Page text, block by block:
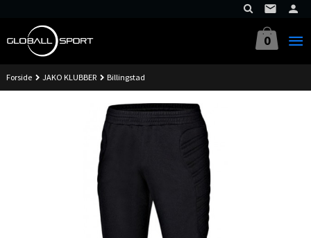
innholdet
0
Forside JAKO KLUBBER Billingstad